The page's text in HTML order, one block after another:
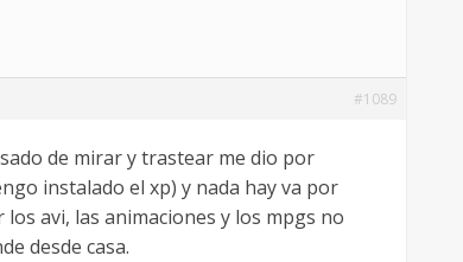
#1089
de mirar y trastear me dio por
instalado el xp) y nada hay va por
avi, las animaciones y los mpgs no
desde casa.